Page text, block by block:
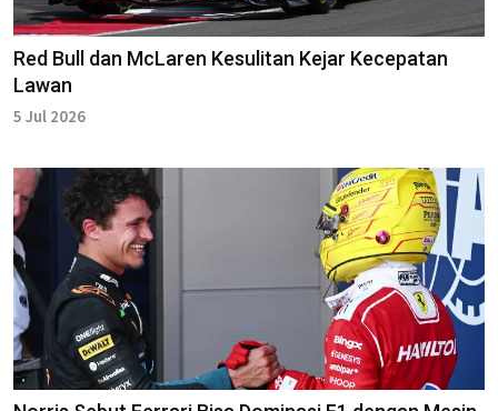
Red Bull dan McLaren Kesulitan Kejar Kecepatan
Lawan
5 Jul 2026